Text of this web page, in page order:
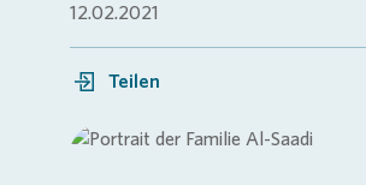
Meine Stadt
Weitere Angebote
12.02.2021
Teilen